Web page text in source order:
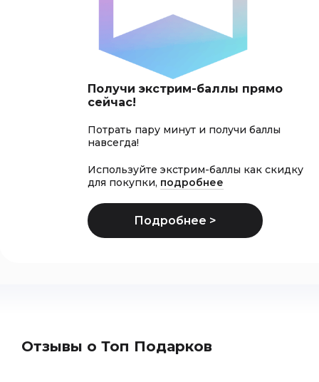
Получи экстрим-баллы прямо
сейчас!
Потрать пару минут и получи баллы
навсегда!
Используйте экстрим-баллы как скидку
для покупки, подробнее
Отзывы о Топ Подарков